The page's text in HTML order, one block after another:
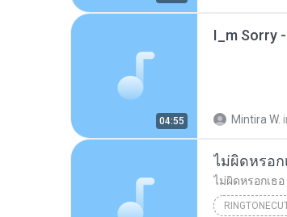
04:55 Mintira W.
ไม่ผิดหรอก
ไม่ผิดหรอกเธอ